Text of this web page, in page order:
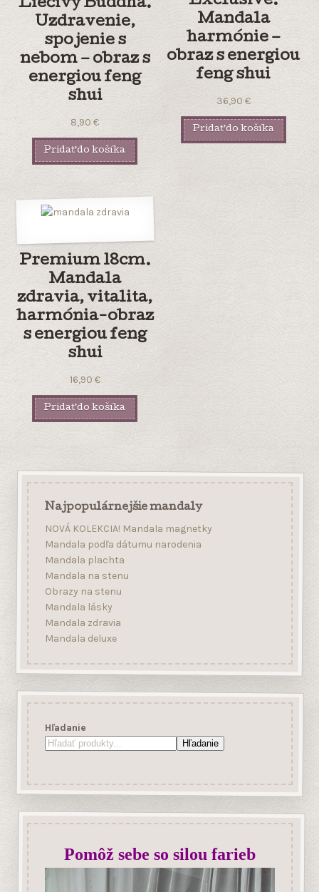
Liečivý Buddha.
Uzdravenie,
spojenie s
nebom – obraz s
energiou feng
shui
8,90€
Pridať do košíka
Mandala
harmónie –
obraz s energiou
feng shui
36,90 €
Pridať do košíka
Premium 18cm.
Mandala
zdravia, vitalita,
harmónia-obraz
s energiou feng
shui
16,90 €
Pridať do košíka
Najpopulárnejšie mandaly
NOVÁ KOLEKCIA! Mandala magnetky
Mandala podľa dátumu narodenia
Mandala plachta
Mandala na stenu
Obrazy na stenu
Mandala lásky
Mandala zdravia
Mandala deluxe
Hľadanie
Hľadanie
Pomôž sebe so silou farieb